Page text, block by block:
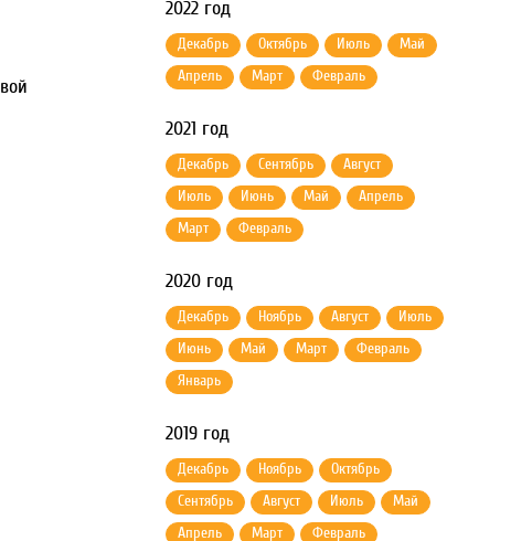
2022 год
Декабрь Октябрь Июль
Май
Апрель
Март Февраль
2021 год
Декабрь Сентябрь
Август
Июль
Июнь Май
Апрель
Март
Февраль
2020 год
Декабрь Ноябрь Август
Июль
Июнь
Май Март
Февраль
Январь
2019 год
Декабрь Ноябрь
Октябрь
Сентябрь
Август Июль
Май
Апрель
Март
Февраль